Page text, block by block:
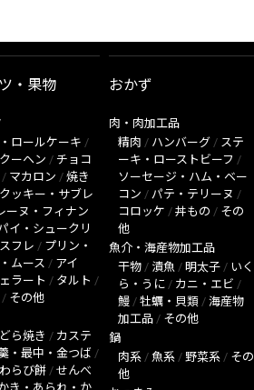
・果物
ロールケーキ /
ーヘン / チョコ
/ マカロン / 焼き
ッキー・サブレ
ーヌ・フィナン
イ・シュークリ
フレ / プリン・
ムース / アイ
ラート / タルト /
/ その他
ら焼き / カステ
・最中・金つば /
らび餅 / せんべ
おかず
肉・肉加工品
精肉 / ハンバーグ / ステ
ーキ・ローストビーフ /
ソーセージ・ハム・ベー
コン / パテ・テリーヌ /
コロッケ / 丼もの / その
他
魚介・海産物加工品
干物 / 漬魚 / 明太子 / いく
ら・うに / カニ・エビ /
鰻 / 牡蠣・貝類 / 海産物
加工品 / その他
鍋
肉系 / 魚系 / 野菜系 / その
他